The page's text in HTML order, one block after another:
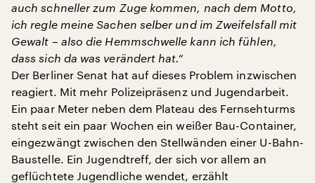
auch schneller zum Zuge kommen, nach dem Motto,
ich regle meine Sachen selber und im Zweifelsfall mit
Gewalt – also die Hemmschwelle kann ich fühlen,
dass sich da was verändert hat.“
Der Berliner Senat hat auf dieses Problem inzwischen
reagiert. Mit mehr Polizeipräsenz und Jugendarbeit.
Ein paar Meter neben dem Plateau des Fernsehturms
steht seit ein paar Wochen ein weißer Bau-Container,
eingezwängt zwischen den Stellwänden einer U-Bahn-
Baustelle. Ein Jugendtreff, der sich vor allem an
geflüchtete Jugendliche wendet, erzählt